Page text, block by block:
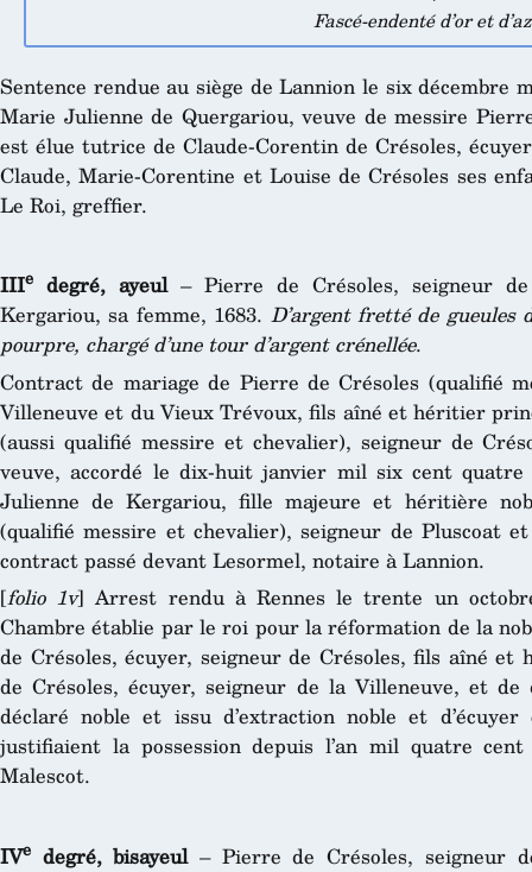
Fascé-endenté d’or et
Sentence rendue au siège de Lannion le six décembre
Marie Julienne de Quergariou, veuve de messire
est élue tutrice de Claude-Corentin de Crésoles,
Claude, Marie-Corentine et Louise de Crésoles ses
Le Roi, greffier.
IIIe degré, ayeul– Pierre de Crésoles, seigneur
Kergariou, sa femme, 1683. D’argent fretté de
pourpre, chargé d’une tour d’argent crénellée.
Contract de mariage de Pierre de Crésoles (qualifié
Villeneuve et du Vieux Trévoux, fils aîné et héritier
(aussi qualifié messire et chevalier), seigneur de
veuve, accordé le dix-huit janvier mil six cent
Julienne de Kergariou, fille majeure et héritière
(qualifié messire et chevalier), seigneur de Pluscoat
contract passé devant Lesormel, notaire à Lannion.
[folio 1v] Arrest rendu à Rennes le trente un
Chambre établie par le roi pour la réformation de la
de Crésoles, écuyer, seigneur de Crésoles, fils aîné
de Crésoles, écuyer, seigneur de la Villeneuve, et
déclaré noble et issu d’extraction noble et
justifiaient la possession depuis l’an mil quatre
Malescot.
IVe degré, bisayeul– Pierre de Crésoles, seigneur